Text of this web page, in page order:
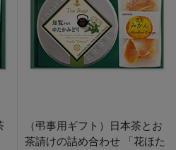
（弔事用ギフト）日本茶とお
茶請けの詰め合わせ 「花ほた